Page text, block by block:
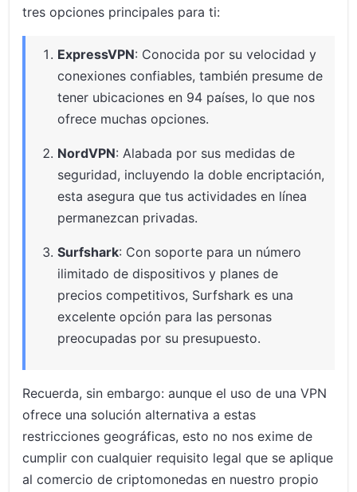
tres opciones principales para ti:
ExpressVPN: Conocida por su velocidad y
conexiones confiables, también presume de
tener ubicaciones en 94 países, lo que nos
ofrece muchas opciones.
NordVPN: Alabada por sus medidas de
seguridad, incluyendo la doble encriptación,
esta asegura que tus actividades en línea
permanezcan privadas.
Surfshark: Con soporte para un número
ilimitado de dispositivos y planes de
precios competitivos, Surfshark es una
excelente opción para las personas
preocupadas por su presupuesto.
Recuerda, sin embargo: aunque el uso de una VPN
ofrece una solución alternativa a estas
restricciones geográficas, esto no nos exime de
cumplir con cualquier requisito legal que se aplique
al comercio de criptomonedas en nuestro propio